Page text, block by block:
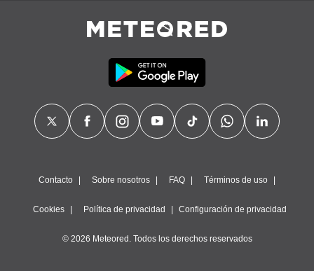
Contacto Sobre nosotros FAQ Términos de uso
Cookies Política de privacidad Configuración de privacidad
© 2026 Meteored. Todos los derechos reservados